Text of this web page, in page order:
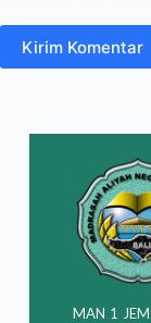
Kirim Komentar
MAN 1